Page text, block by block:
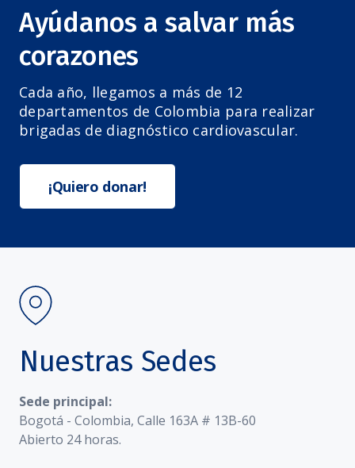
Ayúdanos a salvar más
corazones
Cada año, llegamos a más de 12
departamentos de Colombia para realizar
brigadas de diagnóstico cardiovascular.
¡Quiero donar!
Nuestras Sedes
Sede principal:
Bogotá - Colombia, Calle 163A # 13B-60
Abierto 24 horas.